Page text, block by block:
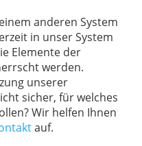
anderen System
in unser System
Elemente der
werden.
unserer
sicher, für welches
Wir helfen Ihnen
auf.